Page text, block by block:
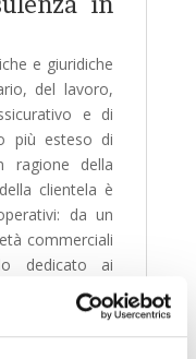
e giuridiche
del lavoro,
e di
più esteso di
ragione della
clientela è
da un
commerciali
dedicato ai
di Stabili.
commerciali
include la